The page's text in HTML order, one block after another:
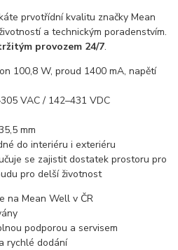
prvotřídní kvalitu značky Mean
a technickým poradenstvím.
provozem 24/7.
100,8 W, proud 1400 mA, napětí
VAC / 142–431 VDC
mm
do interiéru i exteriéru
se zajistit dostatek prostoru pro
pro delší životnost
na Mean Well v ČR
podporou a servisem
rychlé dodání